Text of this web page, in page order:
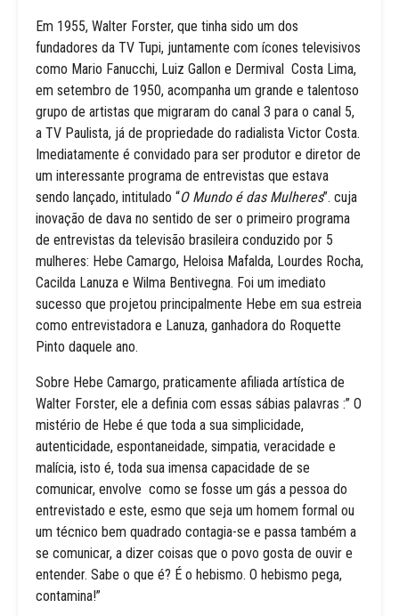
Em 1955, Walter Forster, que tinha sido um dos
fundadores da TV Tupi, juntamente com ícones televisivos
como Mario Fanucchi, Luiz Gallon e Dermival Costa Lima,
em setembro de 1950, acompanha um grande e talentoso
grupo de artistas que migraram do canal 3 para o canal 5,
a TV Paulista, já de propriedade do radialista Victor Costa.
Imediatamente é convidado para ser produtor e diretor de
um interessante programa de entrevistas que estava
sendo lançado, intitulado “O Mundo é das Mulheres”. cuja
inovação de dava no sentido de ser o primeiro programa
de entrevistas da televisão brasileira conduzido por 5
mulheres: Hebe Camargo, Heloisa Mafalda, Lourdes Rocha,
Cacilda Lanuza e Wilma Bentivegna. Foi um imediato
sucesso que projetou principalmente Hebe em sua estreia
como entrevistadora e Lanuza, ganhadora do Roquette
Pinto daquele ano.
Sobre Hebe Camargo, praticamente afiliada artística de
Walter Forster, ele a definia com essas sábias palavras :” O
mistério de Hebe é que toda a sua simplicidade,
autenticidade, espontaneidade, simpatia, veracidade e
malícia, isto é, toda sua imensa capacidade de se
comunicar, envolve como se fosse um gás a pessoa do
entrevistado e este, esmo que seja um homem formal ou
um técnico bem quadrado contagia-se e passa também a
se comunicar, a dizer coisas que o povo gosta de ouvir e
entender. Sabe o que é? É o hebismo. O hebismo pega,
contamina!”